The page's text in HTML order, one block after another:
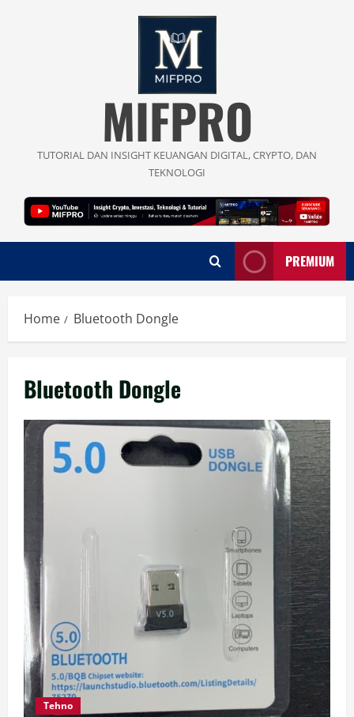
MIFPRO
TUTORIAL DAN INSIGHT KEUANGAN DIGITAL, CRYPTO, DAN
TEKNOLOGI
PREMIUM
Home Bluetooth Dongle
Bluetooth Dongle
Tehno